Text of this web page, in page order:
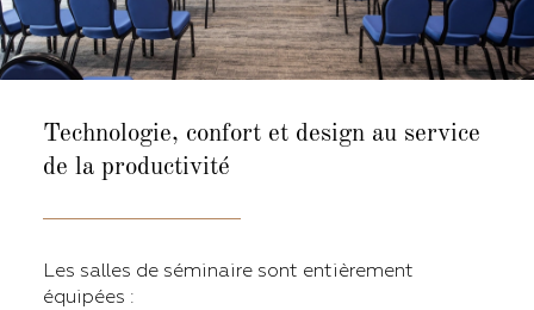
Technologie, confort et design au service
de la productivité
Les salles de séminaire sont entièrement
équipées :